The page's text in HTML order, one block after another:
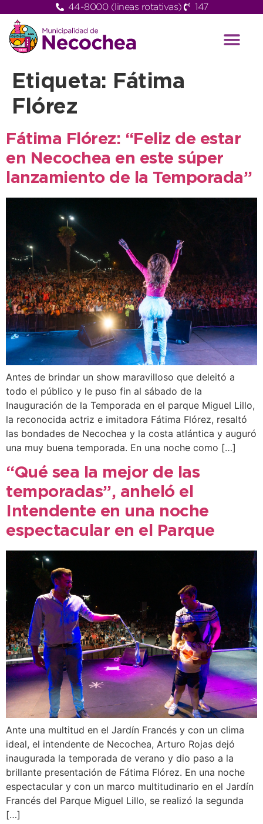
44-8000 (lineas rotativas) 147
Etiqueta:
Fátima
Flórez
Fátima Flórez: “Feliz de estar
en Necochea en este súper
lanzamiento de la Temporada”
Antes de brindar un show maravilloso que deleitó a
todo el público y le puso fin al sábado de la
Inauguración de la Temporada en el parque Miguel Lillo,
la reconocida actriz e imitadora Fátima Flórez, resaltó
las bondades de Necochea y la costa atlántica y auguró
una muy buena temporada. En una noche como […]
“Qué sea la mejor de las
temporadas”, anheló el
Intendente en una noche
espectacular en el Parque
Ante una multitud en el Jardín Francés y con un clima
ideal, el intendente de Necochea, Arturo Rojas dejó
inaugurada la temporada de verano y dio paso a la
brillante presentación de Fátima Flórez. En una noche
espectacular y con un marco multitudinario en el Jardín
Francés del Parque Miguel Lillo, se realizó la segunda
[…]